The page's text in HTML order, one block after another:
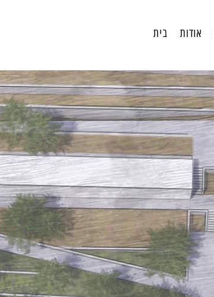
בית אודות